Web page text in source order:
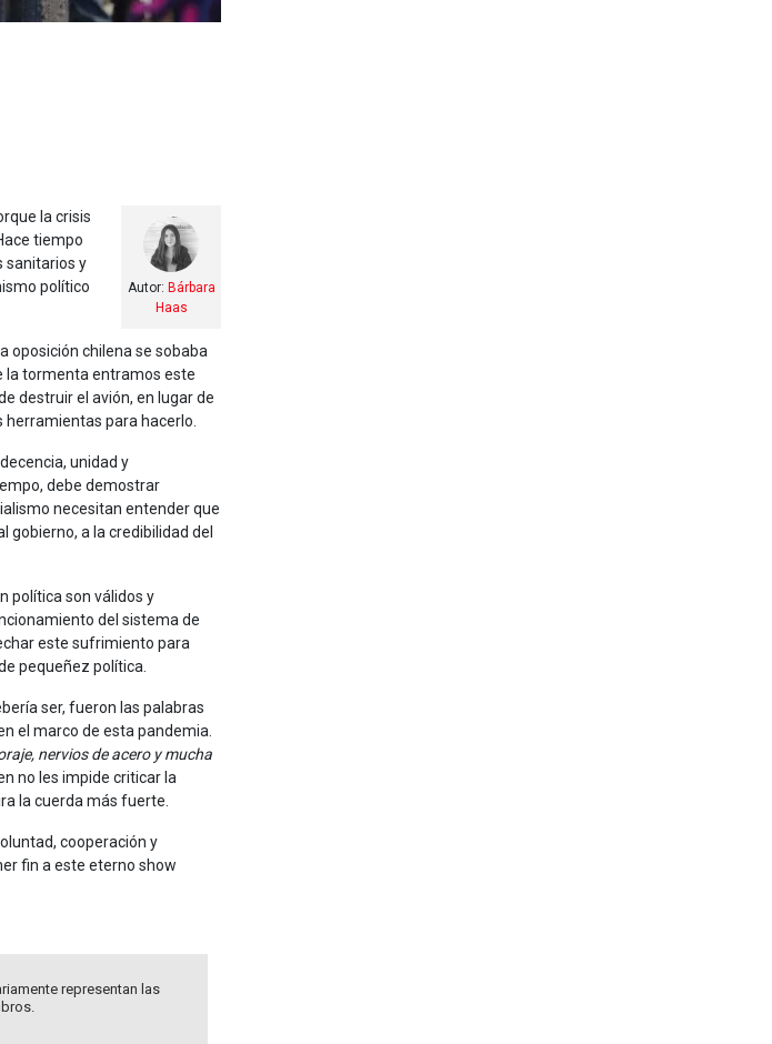
Autor: Bárbara
Haas
la crisis
tiempo
sanitarios y
político
oposición chilena se sobaba
la tormenta entramos este
destruir el avión, en lugar de
herramientas para hacerlo.
unidad y
debe demostrar
necesitan entender que
a la credibilidad del
política son válidos y
del sistema de
este sufrimiento para
pequeñez política.
ser, fueron las palabras
el marco de esta pandemia.
nervios de acero y mucha
no les impide criticar la
la cuerda más fuerte.
cooperación y
fin a este eterno show
representan las